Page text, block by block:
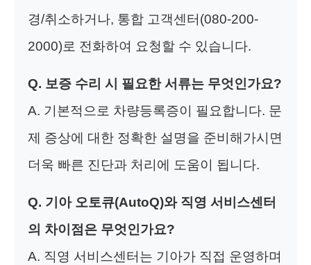
경/취소하거나, 통합 고객센터(080-200-
2000)로 전화하여 요청할 수 있습니다.
Q. 보증 수리 시 필요한 서류는 무엇인가요?
A. 기본적으로 차량등록증이 필요합니다. 문
제 증상에 대한 정확한 설명을 준비해가시면
더욱 빠른 진단과 처리에 도움이 됩니다.
Q. 기아 오토큐(AutoQ)와 직영 서비스센터
의 차이점은 무엇인가요?
A. 직영 서비스센터는 기아가 직접 운영하며